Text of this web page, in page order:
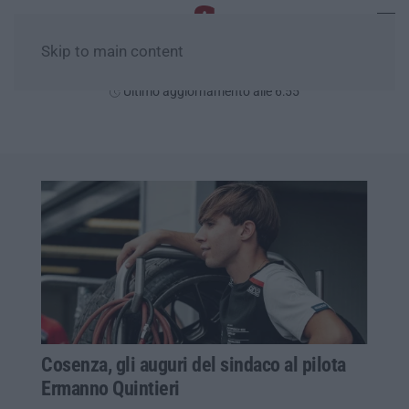
Skip to main content
Ultimo aggiornamento alle 6:55
Cosenza, gli auguri del sindaco al pilota
Ermanno Quintieri